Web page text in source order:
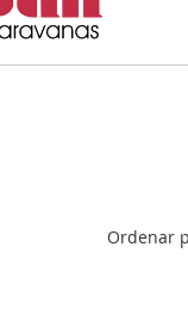
Ordenar